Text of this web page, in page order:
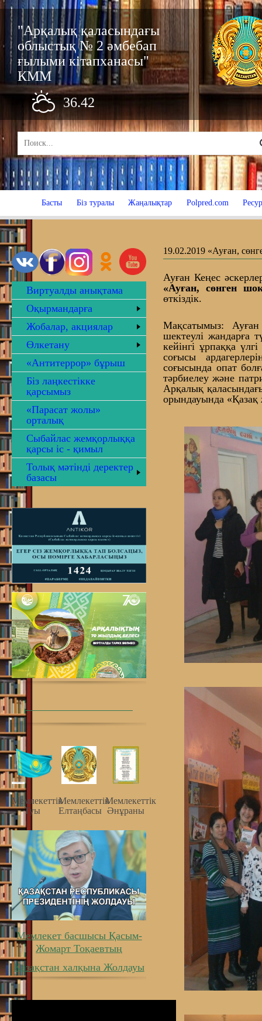
"Арқалық қаласындағы
облыстық № 2 әмбебап
ғылыми кітапханасы"
КММ
36.42
Басты Біз туралы Жаңалықтар Polpred.com
Виртуалды анықтама
Оқырмандарға
Жобалар, акциялар
Өлкетану
«Антитеррор» бұрыш
Біз лаңкестікке
қарсымыз
«Парасат жолы»
орталық
Сыбайлас жемқорлыққа
қарсы іс - қимыл
Толық мәтінді деректер
базасы
Мемлекеттiк
Туы
Мемлекеттiк
Елтаңбасы
Мемлекеттiк
Әнұраны
Мемлекет басшысы Қасым-
Жомарт Тоқаевтың
Қазақстан халқына Жолдауы
19.02.2019 «Ауған,
Ауған Кеңес
«Ауған, сөнген
өткіздік.
Мақсатымыз:
шектеулі жандарға
кейінгі ұрпаққа
соғысы
соғысында опат
тәрбиелеу және
Арқалық
орындауында «Қазақ